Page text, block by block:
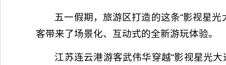
五一假期，旅游区打造的这条“影视星
客带来了场景化、互动式的全新游玩体验。
江苏连云港游客武伟华穿越“影视星光